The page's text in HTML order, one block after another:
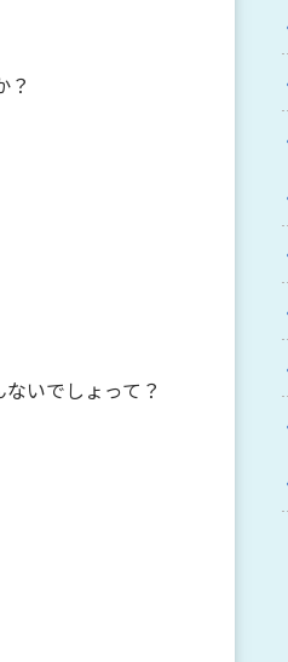
？
いでしょって？